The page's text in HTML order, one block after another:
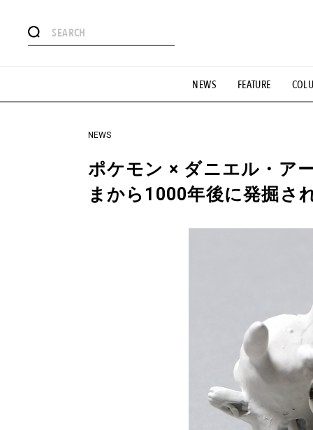
NEWS FEATURE
#憧れの逸品 #ESSENTIAL
#GH 銘品の所以 #フイナムのYouTube #Commune H
#HANDSOME HANDBOOK
NEWS
ポケモン × ダニエル・ア
まから1000年後に発掘さ